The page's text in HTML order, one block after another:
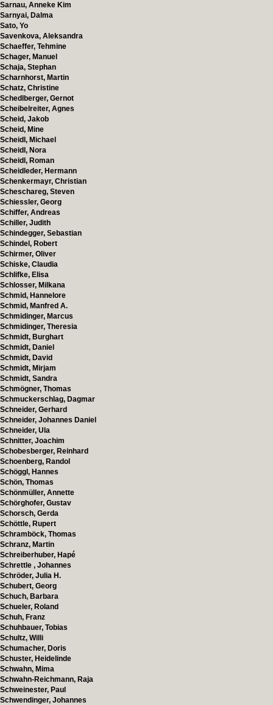
Sarnau, Anneke Kim
Sarnyai, Dalma
Sato, Yo
Savenkova, Aleksandra
Schaeffer, Tehmine
Schager, Manuel
Schaja, Stephan
Scharnhorst, Martin
Schatz, Christine
Schedlberger, Gernot
Scheibelreiter, Agnes
Scheid, Jakob
Scheid, Mine
Scheidl, Michael
Scheidl, Nora
Scheidl, Roman
Scheidleder, Hermann
Schenkermayr, Christian
Scheschareg, Steven
Schiessler, Georg
Schiffer, Andreas
Schiller, Judith
Schindegger, Sebastian
Schindel, Robert
Schirmer, Oliver
Schiske, Claudia
Schlifke, Elisa
Schlosser, Milkana
Schmid, Hannelore
Schmid, Manfred A.
Schmidinger, Marcus
Schmidinger, Theresia
Schmidt, Burghart
Schmidt, Daniel
Schmidt, David
Schmidt, Mirjam
Schmidt, Sandra
Schmögner, Thomas
Schmuckerschlag, Dagmar
Schneider, Gerhard
Schneider, Johannes Daniel
Schneider, Ula
Schnitter, Joachim
Schobesberger, Reinhard
Schoenberg, Randol
Schöggl, Hannes
Schön, Thomas
Schönmüller, Annette
Schörghofer, Gustav
Schorsch, Gerda
Schöttle, Rupert
Schramböck, Thomas
Schranz, Martin
Schreiberhuber, Hapé
Schrettle , Johannes
Schröder, Julia H.
Schubert, Georg
Schuch, Barbara
Schueler, Roland
Schuh, Franz
Schuhbauer, Tobias
Schultz, Willi
Schumacher, Doris
Schuster, Heidelinde
Schwahn, Mima
Schwahn-Reichmann, Raja
Schweinester, Paul
Schwendinger, Johannes